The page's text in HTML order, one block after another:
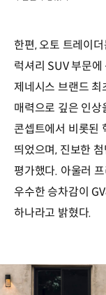
한편, 오토 트레이
럭셔리 SUV 부문
제네시스 브랜드 최
매력으로 깊은 인상
콘셉트에서 비롯된
띄었으며, 진보한
평가했다. 아울러
우수한 승차감이
하나라고 밝혔다.